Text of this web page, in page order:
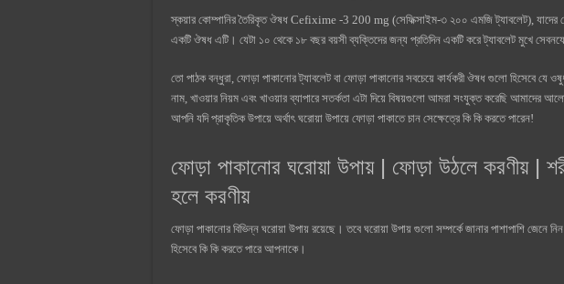
স্কয়ার কোম্পানির তৈরিকৃত ঔষধ Cefixime -3 200 mg (সেফিক্সাইম-৩ ২০০ এমজি ট্যাবলেট), যাদের
একটি ঔষধ এটি। যেটা ১০ থেকে ১৮ বছর বয়সী ব্যক্তিদের জন্য প্রতিদিন একটি করে ট্যাবলেট মুখে
তো পাঠক বন্ধুরা, ফোড়া পাকানোর ট্যাবলেট বা ফোড়া পাকানোর সবচেয়ে কার্যকরী ঔষধ গুলো হিসেবে যে
নাম, খাওয়ার নিয়ম এবং খাওয়ার ব্যাপারে সতর্কতা এটা দিয়ে বিষয়গুলো আমরা সংযুক্ত করেছি আমাদের
আপনি যদি প্রাকৃতিক উপায়ে অর্থাৎ ঘরোয়া উপায়ে ফোড়া পাকাতে চান সেক্ষেত্রে কি কি করতে পারেন!
ফোড়া পাকানোর ঘরোয়া উপায় | ফোড়া উঠলে করণীয় |
হলে করণীয়
ফোড়া পাকানোর বিভিন্ন ঘরোয়া উপায় রয়েছে। তবে ঘরোয়া উপায় গুলো সম্পর্কে জানার পাশাপাশি জেনে
হিসেবে কি কি করতে পারে আপনাকে।